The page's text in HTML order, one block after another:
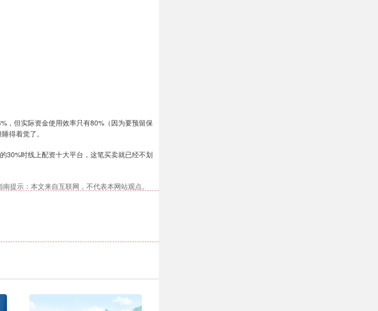
，但实际资金使用效率只有80%（因为要预留保
得着觉了。
30%时线上配资十大平台，这笔买卖就已经不划
提示：本文来自互联网，不代表本网站观点。